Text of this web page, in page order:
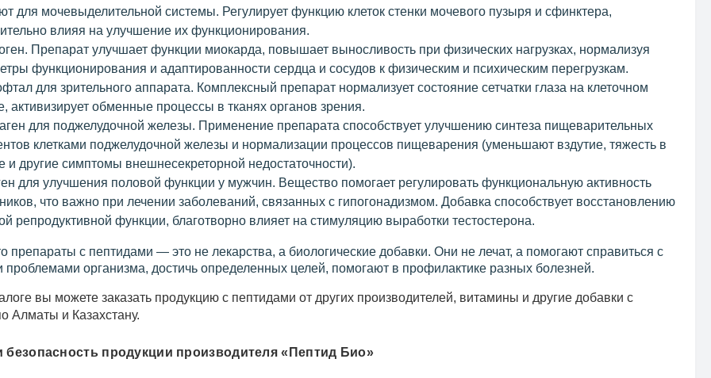
для мочевыделительной системы. Регулирует функцию клеток стенки мочевого пузыря и сфинктера,
влияя на улучшение их функционирования.
Препарат улучшает функции миокарда, повышает выносливость при физических нагрузках, нормализуя
функционирования и адаптированности сердца и сосудов к физическим и психическим перегрузкам.
для зрительного аппарата. Комплексный препарат нормализует состояние сетчатки глаза на клеточном
активизирует обменные процессы в тканях органов зрения.
для поджелудочной железы. Применение препарата способствует улучшению синтеза пищеварительных
клетками поджелудочной железы и нормализации процессов пищеварения (уменьшают вздутие, тяжесть в
и другие симптомы внешнесекреторной недостаточности).
для улучшения половой функции у мужчин. Вещество помогает регулировать функциональную активность
что важно при лечении заболеваний, связанных с гипогонадизмом. Добавка способствует восстановлению
репродуктивной функции, благотворно влияет на стимуляцию выработки тестостерона.
препараты с пептидами — это не лекарства, а биологические добавки. Они не лечат, а помогают справиться с
проблемами организма, достичь определенных целей, помогают в профилактике разных болезней.
вы можете заказать продукцию с пептидами от других производителей, витамины и другие добавки с
Алматы и Казахстану.
безопасность продукции производителя «Пептид Био»